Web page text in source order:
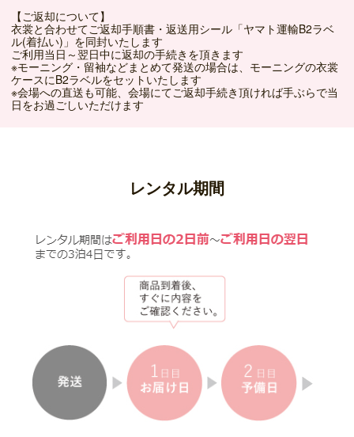
【ご返却について】
衣裳と合わせてご返却手順書・返送用シール「ヤマト運輸B2ラベ
ル(着払い)」を同封いたします
ご利用当日～翌日中に返却の手続きを頂きます
※モーニング・留袖などまとめて発送の場合は、モーニングの衣裳
ケースにB2ラベルをセットいたします
※会場への直送も可能、会場にてご返却手続き頂ければ手ぶらで当
日をお過ごしいただけます
レンタル期間